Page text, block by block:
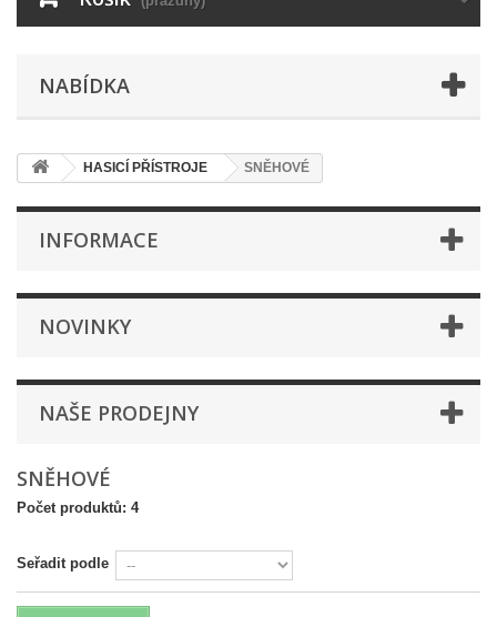
NABÍDKA
HASICÍ PŘÍSTROJE SNĚHOVÉ
INFORMACE
NOVINKY
NAŠE PRODEJNY
SNĚHOVÉ
Počet produktů: 4
Seřadit podle